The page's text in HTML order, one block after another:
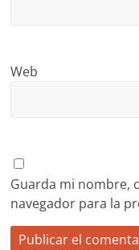
Web
Guarda mi nombre,
navegador para la